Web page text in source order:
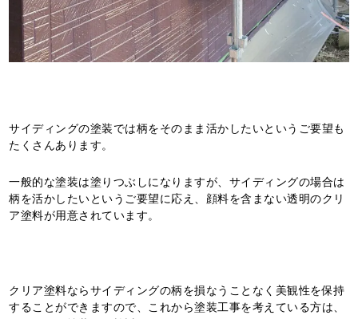
サイディングの塗装では柄をそのまま活かしたいというご要望も
たくさんあります。
一般的な塗装は塗りつぶしになりますが、サイディングの場合は
柄を活かしたいというご要望に応え、顔料を含まない透明のクリ
ア塗料が用意されています。
クリア塗料ならサイディングの柄を損なうことなく美観性を保持
することができますので、これから塗装工事を考えている方は、